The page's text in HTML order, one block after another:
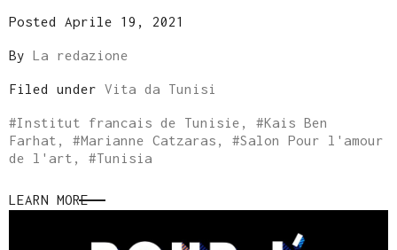
Posted Aprile 19, 2021
By La redazione
Filed under Vita da Tunisi
#Institut francais de Tunisie , #Kais Ben
Farhat , #Marianne Catzaras , #Salon Pour l'amour
de l'art , #Tunisia
LEARN MORE